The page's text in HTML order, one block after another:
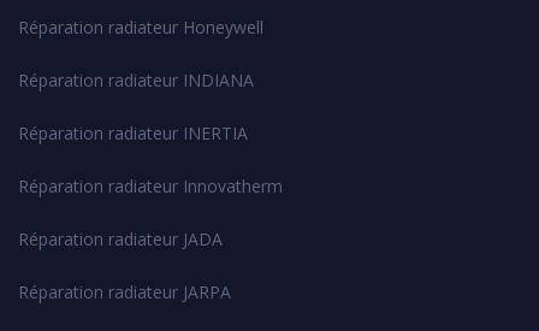
Réparation radiateur Honeywell
Réparation radiateur INDIANA
Réparation radiateur INERTIA
Réparation radiateur Innovatherm
Réparation radiateur JADA
Réparation radiateur JARPA